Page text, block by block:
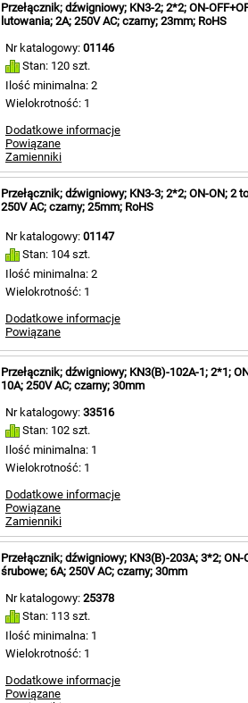
Przełącznik; dźwigniowy; KN3-2; 2*2; ON-
lutowania; 2A; 250V AC; czarny; 23mm; RoHS
Nr katalogowy: 01146
Stan: 120 szt.
Ilość minimalna: 2
Wielokrotność: 1
Dodatkowe informacje
Powiązane
Zamienniki
Przełącznik; dźwigniowy; KN3-3; 2*2; ON-ON; 2
250V AC; czarny; 25mm; RoHS
Nr katalogowy: 01147
Stan: 104 szt.
Ilość minimalna: 2
Wielokrotność: 1
Dodatkowe informacje
Powiązane
Przełącznik; dźwigniowy; KN3(B)-102A-1; 2*1;
10A; 250V AC; czarny; 30mm
Nr katalogowy: 33516
Stan: 102 szt.
Ilość minimalna: 1
Wielokrotność: 1
Dodatkowe informacje
Powiązane
Zamienniki
Przełącznik; dźwigniowy; KN3(B)-203A; 3*2;
śrubowe; 6A; 250V AC; czarny; 30mm
Nr katalogowy: 25378
Stan: 113 szt.
Ilość minimalna: 1
Wielokrotność: 1
Dodatkowe informacje
Powiązane